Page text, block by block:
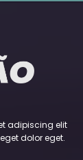
adipiscing elit